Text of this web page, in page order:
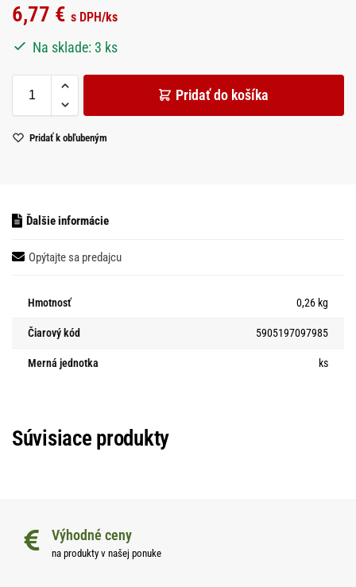
6,77 € s DPH/ks
Na sklade: 3 ks
Pridať do košíka
Pridať k obľubeným
Ďalšie informácie
Opýtajte sa predajcu
Hmotnosť 0,26 kg
Čiarový kód 5905197097985
Merná jednotka ks
Súvisiace produkty
Výhodné ceny
na produkty v našej ponuke